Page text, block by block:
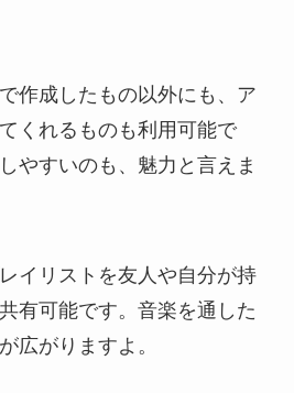
作成したもの以外にも、ア
くれるものも利用可能で
やすいのも、魅力と言えま
イリストを友人や自分が持
有可能です。音楽を通した
広がりますよ。